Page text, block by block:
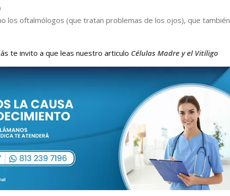
los oftalmólogos (que tratan problemas de los ojos), que
te invito a que leas nuestro articulo Células Madre y el Vitíligo